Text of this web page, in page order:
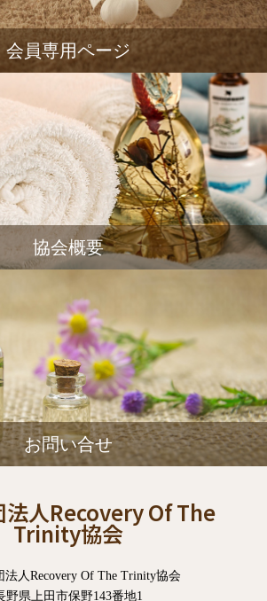
会員専用ページ
協会概要
お問い合せ
法人Recovery Of The
Trinity協会
法人Recovery Of The Trinity協会
野県上田市保野143番地1